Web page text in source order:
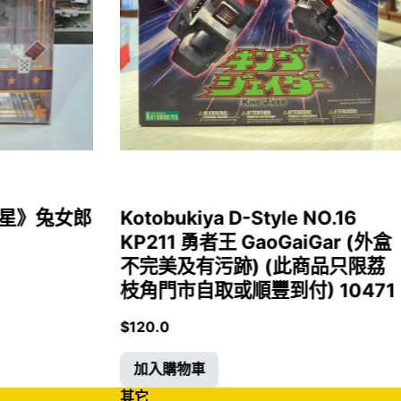
》兔女郎
Kotobukiya D-Style NO.16
KP211 勇者王 GaoGaiGar (外盒
不完美及有污跡) (此商品只限荔
枝角門市自取或順豐到付) 10471
$120.0
加入購物車
其它